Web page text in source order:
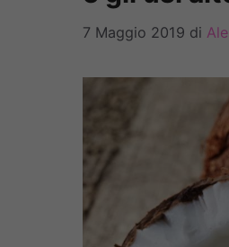
7 Maggio 2019 di